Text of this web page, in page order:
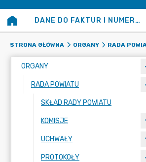
DANE DO FAKTUR I NUMERY KONT
STRONA GŁÓWNA ORGANY RADA
ORGANY
RADA POWIATU
SKŁAD RADY POWIATU
KOMISJE
UCHWAŁY
PROTOKOŁY